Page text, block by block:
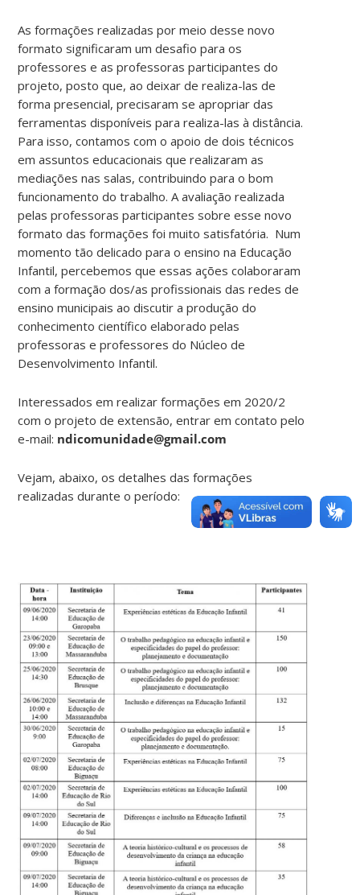
As formações realizadas por meio desse novo
formato significaram um desafio para os
professores e as professoras participantes do
projeto, posto que, ao deixar de realiza-las de
forma presencial, precisaram se apropriar das
ferramentas disponíveis para realiza-las à distância.
Para isso, contamos com o apoio de dois técnicos
em assuntos educacionais que realizaram as
mediações nas salas, contribuindo para o bom
funcionamento do trabalho. A avaliação realizada
pelas professoras participantes sobre esse novo
formato das formações foi muito satisfatória. Num
momento tão delicado para o ensino na Educação
Infantil, percebemos que essas ações colaboraram
com a formação dos/as profissionais das redes de
ensino municipais ao discutir a produção do
conhecimento científico elaborado pelas
professoras e professores do Núcleo de
Desenvolvimento Infantil.
Interessados em realizar formações em 2020/2
com o projeto de extensão, entrar em contato pelo
e-mail: ndicomunidade@gmail.com
Vejam, abaixo, os detalhes das formações
realizadas durante o período: